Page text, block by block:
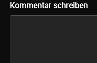
Kommentar schreiben